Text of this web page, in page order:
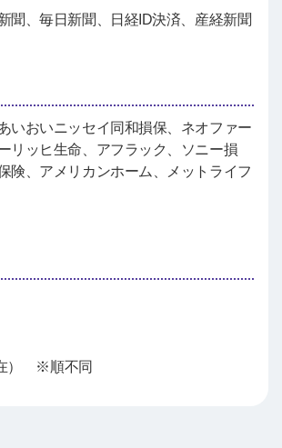
聞、毎日新聞、日経ID決済、産経新聞
いおいニッセイ同和損保、ネオファー
リッヒ生命、アフラック、ソニー損
険、アメリカンホーム、メットライフ
在） ※順不同